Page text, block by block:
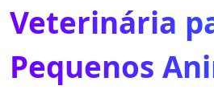
Veterinária
Pequenos